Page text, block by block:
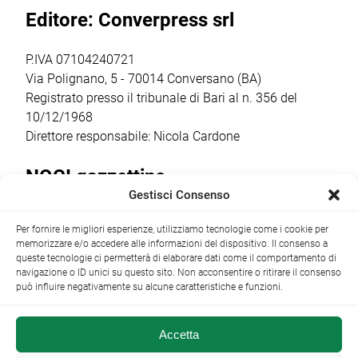
parte di giovani e […]
Editore: Converpress srl
P.IVA 07104240721
Via Polignano, 5 - 70014 Conversano (BA)
Registrato presso il tribunale di Bari al n. 356 del
10/12/1968
Direttore responsabile: Nicola Cardone
NOCI gazzettino
+39 080 4979274|info@nocigazzettino.it Contatti|
Archivio
Gestisci Consenso
Per fornire le migliori esperienze, utilizziamo tecnologie come i cookie per
memorizzare e/o accedere alle informazioni del dispositivo. Il consenso a
queste tecnologie ci permetterà di elaborare dati come il comportamento di
navigazione o ID unici su questo sito. Non acconsentire o ritirare il consenso
può influire negativamente su alcune caratteristiche e funzioni.
Accetta